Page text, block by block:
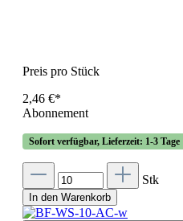
Preis pro Stück
2,46 €*
Abonnement
Sofort verfügbar, Lieferzeit: 1-3 Tage
Stk
In den Warenkorb